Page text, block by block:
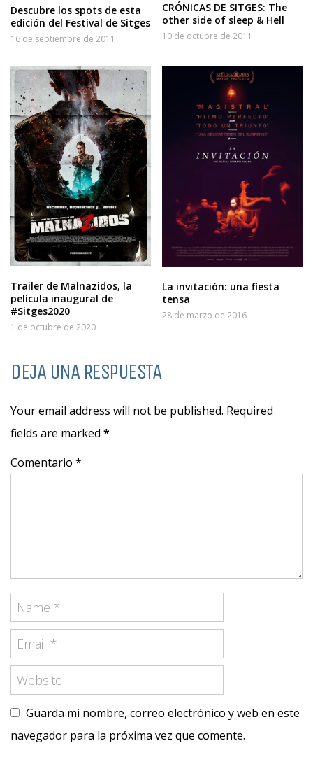
Descubre los spots de esta
edición del Festival de Sitges
16 de septiembre de 2011
CRÓNICAS DE SITGES: The
other side of sleep & Hell
10 de octubre de 2011
Trailer de Malnazidos, la
película inaugural de
#Sitges2020
1 de octubre de 2020
La invitación: una fiesta
tensa
28 de marzo de 2016
DEJA UNA RESPUESTA
Your email address will not be published. Required
fields are marked *
Comentario *
Guarda mi nombre, correo electrónico y web en este
navegador para la próxima vez que comente.